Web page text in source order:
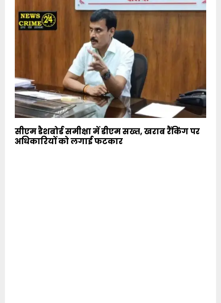
सीएम डैशबोर्ड समीक्षा में डीएम सख्त, खराब रैंकिंग पर
अधिकारियों को लगाई फटकार